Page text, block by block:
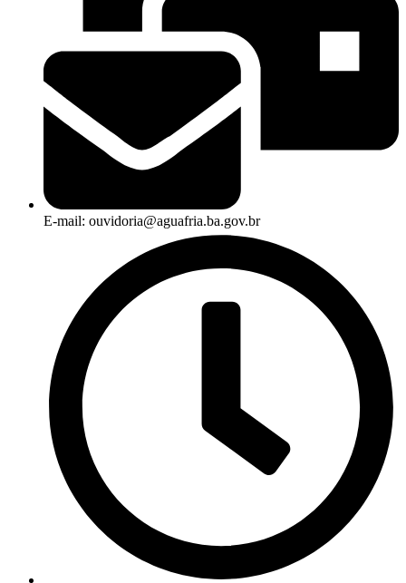
E-mail: ouvidoria@aguafria.ba.gov.br